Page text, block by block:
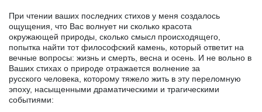
При чтении ваших последних стихов у меня создалось
ощущения, что Вас волнует ни сколько красота
окружающей природы, сколько смысл происходящего,
попытка найти тот философский камень, который ответит на
вечные вопросы: жизнь и смерть, весна и осень. И не вольно в
Ваших стихах о природе отражается волнение за
русского человека, которому тяжело жить в эту переломную
эпоху, насыщенными драматическими и трагическими
событиями: